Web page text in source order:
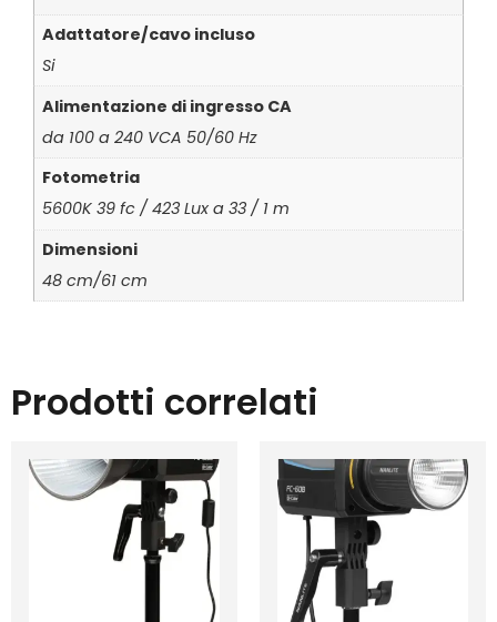
Adattatore/cavo incluso
Si
Alimentazione di ingresso CA
da 100 a 240 VCA 50/60 Hz
Fotometria
5600K 39 fc / 423 Lux a 33 / 1 m
Dimensioni
48 cm/61 cm
Prodotti correlati